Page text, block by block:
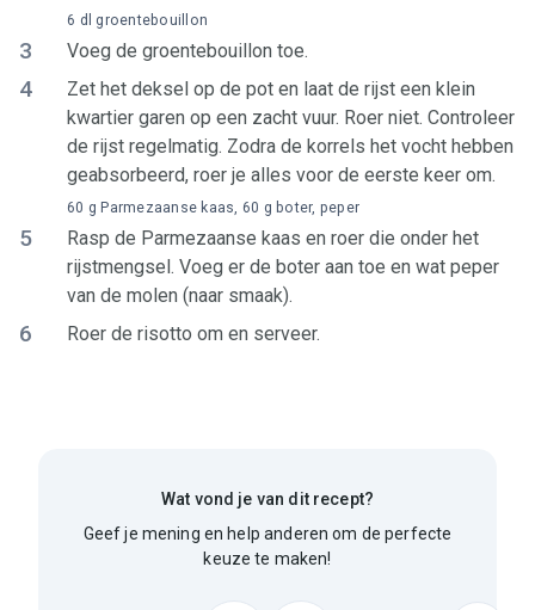
3 Voeg de groentebouillon toe.
6 dl groentebouillon
4
Zet het deksel op de pot en laat de rijst een klein
kwartier garen op een zacht vuur. Roer niet. Controleer
de rijst regelmatig. Zodra de korrels het vocht hebben
geabsorbeerd, roer je alles voor de eerste keer om.
5
Rasp de Parmezaanse kaas en roer die onder het
rijstmengsel. Voeg er de boter aan toe en wat peper
van de molen (naar smaak).
60 g Parmezaanse kaas, 60 g boter, peper
6 Roer de risotto om en serveer.
Wat vond je van dit recept?
Geef je mening en help anderen om de perfecte
keuze te maken!